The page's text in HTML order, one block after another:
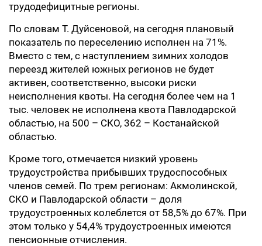
трудодефицитные регионы.
По словам Т. Дуйсеновой, на сегодня плановый
показатель по переселению исполнен на 71%.
Вместо с тем, с наступлением зимних холодов
переезд жителей южных регионов не будет
активен, соответственно, высоки риски
неисполнения квоты. На сегодня более чем на 1
тыс. человек не исполнена квота Павлодарской
областью, на 500 – СКО, 362 – Костанайской
областью.
Кроме того, отмечается низкий уровень
трудоустройства прибывших трудоспособных
членов семей. По трем регионам: Акмолинской,
СКО и Павлодарской области – доля
трудоустроенных колеблется от 58,5% до 67%. При
этом только у 54,4% трудоустроенных имеются
пенсионные отчисления.